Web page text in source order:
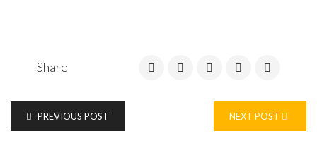
Share
PREVIOUS POST NEXT POST